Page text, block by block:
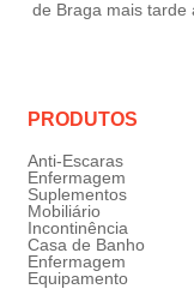
de Braga mais tarde
PRODUTOS
Anti-Escaras
Enfermagem
Suplementos
Mobiliário
Incontinência
Casa de Banho
Enfermagem
Equipamento